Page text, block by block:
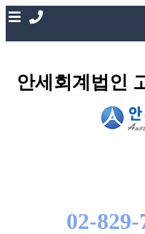
안세회계법인
02-829-